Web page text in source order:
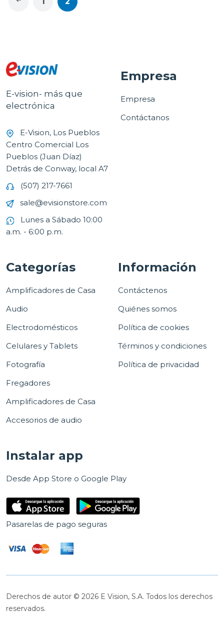
E-vision- más que
electrónica
E-Vision, Los Pueblos
Centro Comercial Los
Pueblos (Juan Díaz)
Detrás de Conway, local A7
(507) 217-7661
sale@evisionstore.com
Lunes a Sábado 10:00
a.m. - 6:00 p.m.
Empresa
Empresa
Contáctanos
Categorías
Amplificadores de Casa
Audio
Electrodomésticos
Celulares y Tablets
Fotografía
Fregadores
Amplificadores de Casa
Accesorios de audio
Información
Contáctenos
Quiénes somos
Política de cookies
Términos y condiciones
Política de privacidad
Instalar app
Desde App Store o Google Play
Pasarelas de pago seguras
Derechos de autor © 2026 E Vision, S.A. Todos los derechos
reservados.